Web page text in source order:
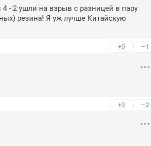
- 2 ушли на взрыв с разницей в пару
резина! Я уж лучше Китайскую
+0 –1
+3 –2